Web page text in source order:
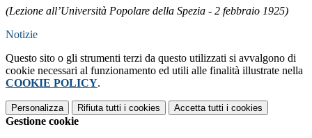
(Lezione all’Università Popolare della Spezia - 2 febbraio 1925)
Notizie
Questo sito o gli strumenti terzi da questo utilizzati si avvalgono di
cookie necessari al funzionamento ed utili alle finalità illustrate nella
COOKIE POLICY.
Personalizza Rifiuta tutti i cookies Accetta tutti i cookies
Gestione cookie